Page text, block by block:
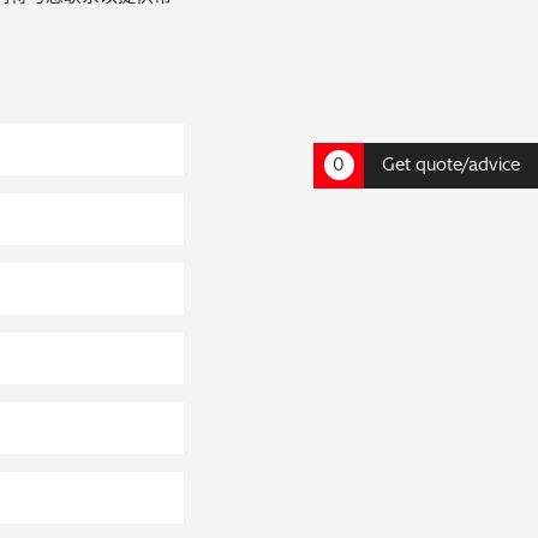
0 Get quote/advice